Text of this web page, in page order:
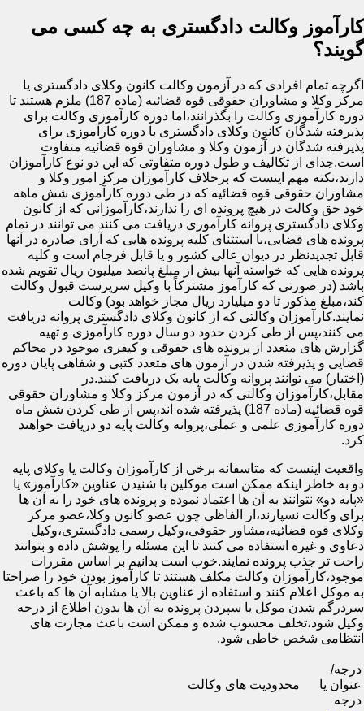
کارآموز وکالت دادگستری به چه کسی می
گویند؟
اگرچه تمام افرادی که در آزمون وکالت کانون وکلای دادگستری یا
مرکز وکلا و مشاوران حقوقی قوه قضائیه (ماده 187) ملزم هستند تا
دوره کارآموزی وکالت را بگذرانند،اما دوره کارآموزی وکالت برای
پذیرفته شدگان کانون وکلای دادگستری با دوره کارآموزی برای
پذیرفته شدگان در آزمون وکلا و مشاوران قوه قضائیه متفاوت
است.جدای از تکالیف و طول دوره متفاوتی که این دو نوع کارآموزان
دارند،نکته مهم اینست که برخلاف کارآموزان مرکز امور وکلا و
مشاوران حقوقی قوه قضائیه که در طی دوره کارآموزی شش ماهه
خود حق وکالت در هیچ پرونده ای را ندارند،کارآموزانی که از کانون
وکلای دادگستری پروانه کارآموزی دریافت می کنند می توانند در تمام
پرونده های قضایی،با استثنای کلیه پرونده هایی که آرای صادره در آنها
قابل تجدیدنظر در دیوان عالی کشور و یا قابل فرجام است و کلیه
پرونده هایی که خواسته آنها بیش از مبلغ پانصد میلیون ریال تقویم شده
باشد (در صورتی که کارآموز مشترکاً با وکیل سرپرست قبول وکالت
کند،مبلغ مذکور تا دو میلیارد ریال مجاز خواهد بود) وکالت
نمایند.کارآموزان وکالتی که از کانون وکلای دادگستری پروانه دریافت
می کنند،پس از طی کردن حدود دو سال دوره کارآموزی و تهیه
گزارش های متعدد از پرونده های حقوقی و کیفری موجود در محاکم
قضایی و پذیرفته شدن در آزمون های متعدد کتبی و شفاهی پایان دوره
(اختبار) می توانند پروانه وکالت پایه یک دریافت کنند.در
مقابل،کارآموزان وکالتی که در آزمون مرکز وکلا و مشاوران حقوقی
قوه قضائیه (ماده 187) پذیرفته شده اند،پس از طی کردن شش ماه
دوره کارآموزی علمی و عملی،پروانه وکالت پایه دو دریافت خواهند
کرد.
واقعیت اینست که متاسفانه برخی از کارآموزان وکالت یا وکلای پایه
دو به خاطر اینکه ممکن است موکلین با شنیدن عناوین «کارآموز» یا
«پایه دو» نتوانند به آن ها اعتماد نموده و پرونده های خود را به آن ها
برای وکالت نسپارند،از الفاظی چون عضو کانون وکلا،عضو مرکز
وکلای قوه قضائیه،مشاور حقوقی،وکیل رسمی دادگستری،وکیل
دعاوی و غیره استفاده می کنند تا این مسئله را پوشش داده و بتوانند
راحت تر جذب پرونده نمایند.خوب است بدانیم بر اساس مقررات
موجود،کارآموزان وکالت مکلف هستند تا کارآموز بودن خود را صراحتا
به موکل اعلام کنند و استفاده از عناوین بالا یا مشابه آن ها که باعث
سردرگم شدن موکل یا سپردن پرونده به آن ها بدون اطلاع از درجه
وکیل شود،تخلف محسوب شده و ممکن است باعث مجازت های
انتظامی شخص خاطی شود.
درجه/
عنوان یا
درجه
محدودیت های وکالت